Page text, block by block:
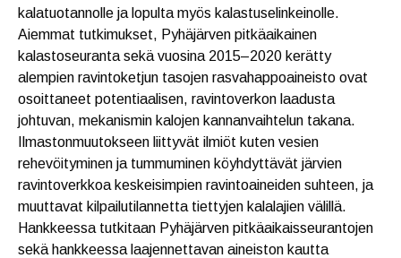
kalatuotannolle ja lopulta myös kalastuselinkeinolle.
Aiemmat tutkimukset, Pyhäjärven pitkäaikainen
kalastoseuranta sekä vuosina 2015–2020 kerätty
alempien ravintoketjun tasojen rasvahappoaineisto ovat
osoittaneet potentiaalisen, ravintoverkon laadusta
johtuvan, mekanismin kalojen kannanvaihtelun takana.
Ilmastonmuutokseen liittyvät ilmiöt kuten vesien
rehevöityminen ja tummuminen köyhdyttävät järvien
ravintoverkkoa keskeisimpien ravintoaineiden suhteen, ja
muuttavat kilpailutilannetta tiettyjen kalalajien välillä.
Hankkeessa tutkitaan Pyhäjärven pitkäaikaisseurantojen
sekä hankkeessa laajennettavan aineiston kautta